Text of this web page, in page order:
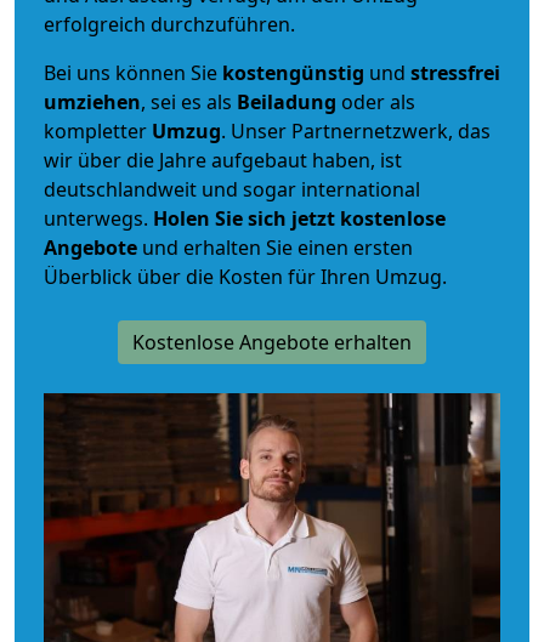
erfolgreich durchzuführen.
Bei uns können Sie kostengünstig und stressfrei
umziehen, sei es als Beiladung oder als
kompletter Umzug. Unser Partnernetzwerk, das
wir über die Jahre aufgebaut haben, ist
deutschlandweit und sogar international
unterwegs. Holen Sie sich jetzt kostenlose
Angebote und erhalten Sie einen ersten
Überblick über die Kosten für Ihren Umzug.
Kostenlose Angebote erhalten